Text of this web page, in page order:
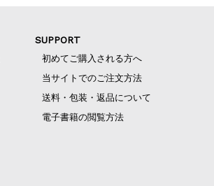
SUPPORT
初めてご購入される方へ
当サイトでのご注文方法
送料・包装・返品について
電子書籍の閲覧方法